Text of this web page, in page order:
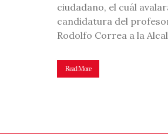
ciudadano, el cuál
candidatura del
Rodolfo Correa a la
Read More